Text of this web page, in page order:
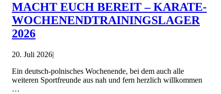
MACHT EUCH BEREIT – KARATE-
WOCHENENDTRAININGSLAGER
2026
20. Juli 2026|
Ein deutsch-polnisches Wochenende, bei dem auch alle
weiteren Sportfreunde aus nah und fern herzlich willkommen
…